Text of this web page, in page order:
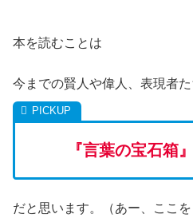
本を読むことは
今までの賢人や偉人、表現者
『言葉の宝石箱』
だと思います。（あー、ここ